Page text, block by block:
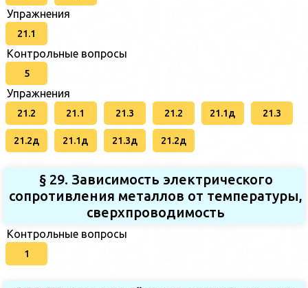
Упражнения
21.1
Контрольные вопросы
5
Упражнения
21.2 21.1 21.3 21.2 21.1д 21.3
21.2д 21.1д 21.3д 21.2д
§ 29. Зависимость электрического
сопротивления металлов от температуры,
сверхпроводимость
Контрольные вопросы
1